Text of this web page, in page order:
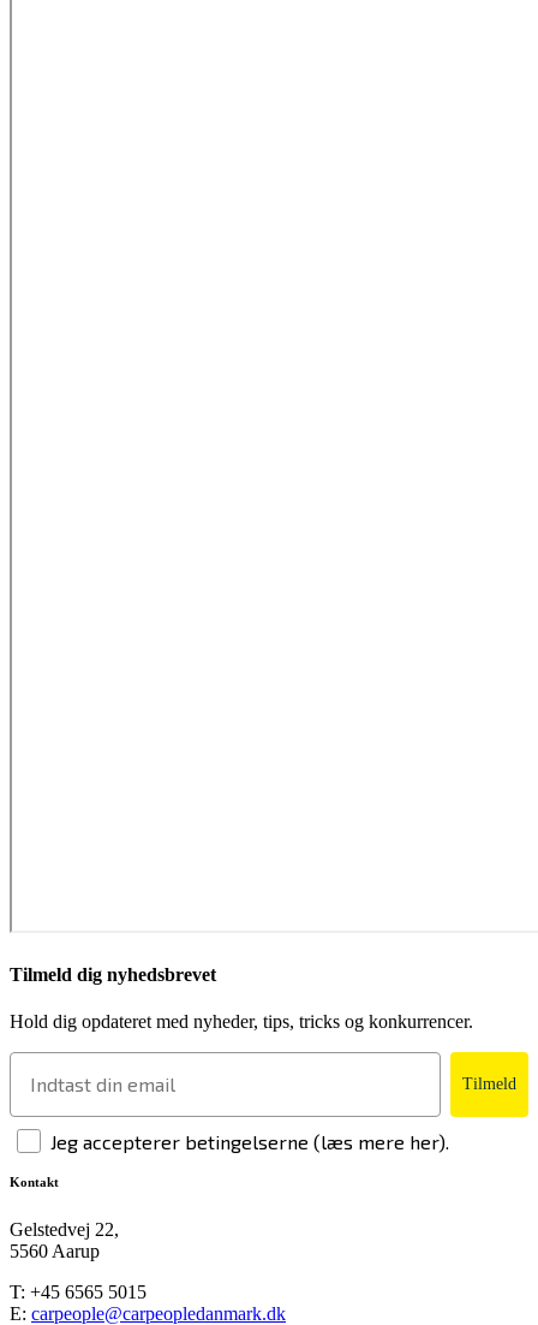
Tilmeld dig nyhedsbrevet
Hold dig opdateret med nyheder, tips, tricks og konkurrencer.
Tilmeld
Jeg accepterer betingelserne (læs mere her).
Kontakt
Gelstedvej 22,
5560 Aarup
T: +45 6565 5015
E: carpeople@carpeopledanmark.dk